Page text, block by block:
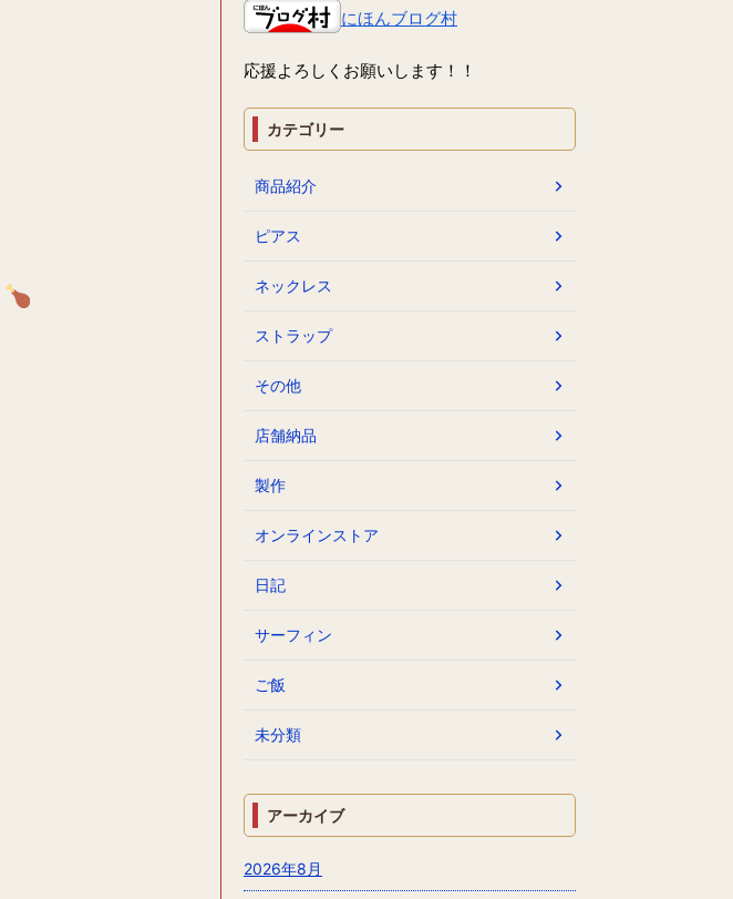
にほんブログ村
応援よろしくお願いします！！
カテゴリー
商品紹介
ピアス
ネックレス
ストラップ
その他
店舗納品
製作
オンラインストア
日記
サーフィン
ご飯
未分類
アーカイブ
2026年8月